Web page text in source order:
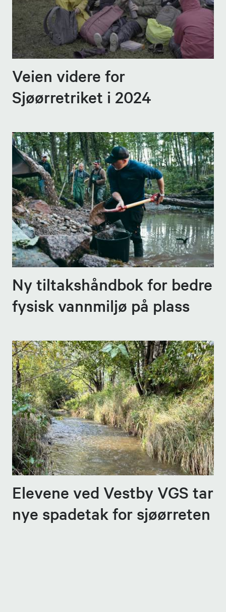
Veien videre for
Sjøørretriket i 2024
Ny tiltakshåndbok for bedre
fysisk vannmiljø på plass
Elevene ved Vestby VGS tar
nye spadetak for sjøørreten